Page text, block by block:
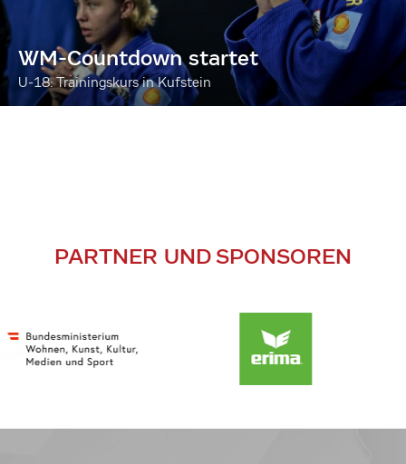
WM-Countdown startet
U-18: Trainingskurs in Kufstein
PARTNER UND SPONSOREN